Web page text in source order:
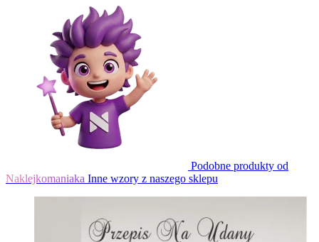
Podobne produkty od
Naklejkomaniaka Inne wzory z naszego sklepu